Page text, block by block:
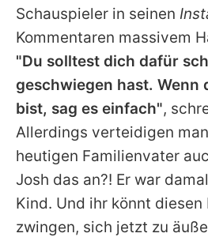
Schauspieler in seinen
Kommentaren massivem
"Du solltest dich dafür
geschwiegen hast. Wenn
bist, sag es einfach",
Allerdings verteidigen
heutigen Familienvater
Josh das an?! Er war
Kind. Und ihr könnt diesen
zwingen, sich jetzt zu